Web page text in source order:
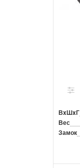
ВxШxГ
Вес
Замок